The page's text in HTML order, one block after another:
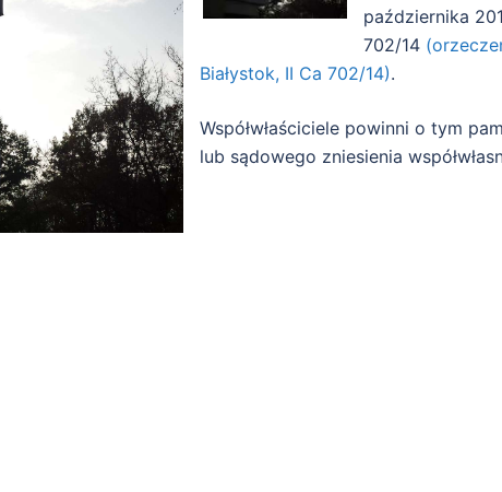
października
702/14
Białystok, II Ca 702/14).
Współwłaściciele powinni o tym
lub sądowego zniesienia